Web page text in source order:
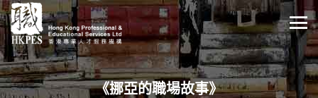
《挪亞的職場故事》